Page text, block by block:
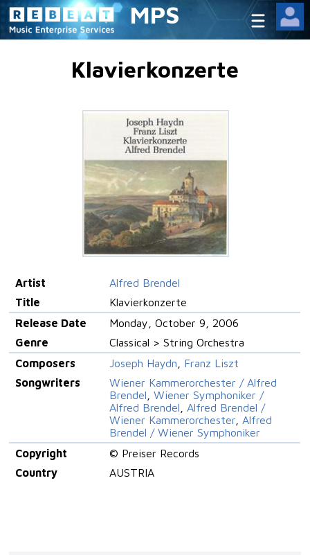
MPS
Klavierkonzerte
Artist
Alfred Brendel
Title
Klavierkonzerte
Release Date
Monday, October 9, 2006
Genre
Classical > String Orchestra
Composers
Joseph Haydn
Franz Liszt
Songwriters
Wiener Kammerorchester / Alfred
Brendel
Wiener Symphoniker /
Alfred Brendel
Alfred Brendel /
Wiener Kammerorchester, Alfred
Brendel / Wiener Symphoniker
Copyright
© Preiser Records
Country
AUSTRIA